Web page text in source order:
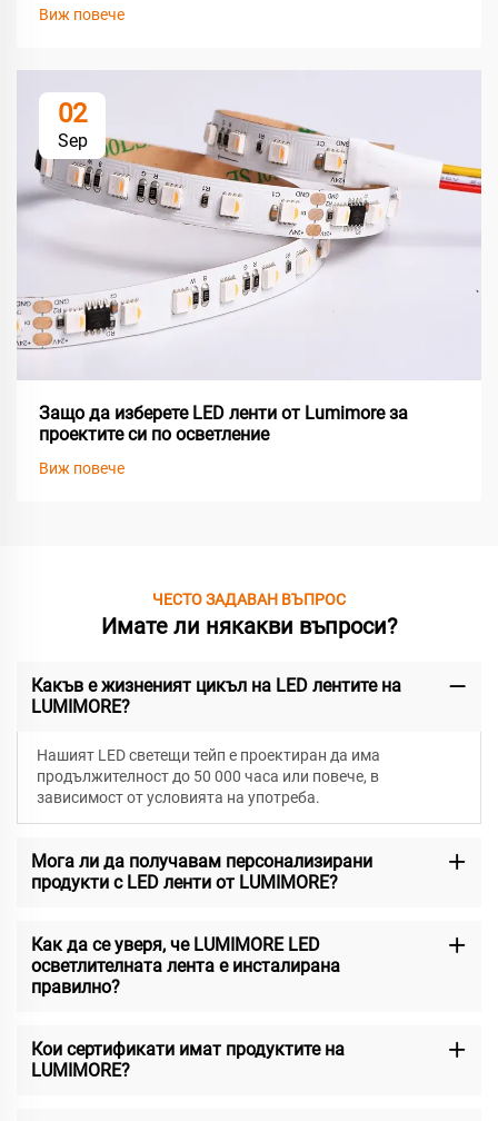
Виж повече
02
Sep
Защо да изберете LED ленти от Lumimore за
проектите си по осветление
Виж повече
ЧЕСТО ЗАДАВАН ВЪПРОС
Имате ли някакви въпроси?
Какъв е жизненият цикъл на LED лентите на
LUMIMORE?
Нашият LED светещи тейп е проектиран да има
продължителност до 50 000 часа или повече, в
зависимост от условията на употреба.
Мога ли да получавам персонализирани
продукти с LED ленти от LUMIMORE?
Как да се уверя, че LUMIMORE LED
осветлителната лента е инсталирана
правилно?
Кои сертификати имат продуктите на
LUMIMORE?